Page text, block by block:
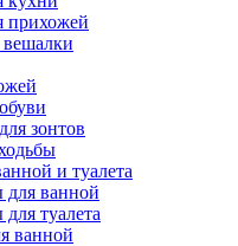
прихожей
зонтов
и туалета
для ванной
туалета
ванной